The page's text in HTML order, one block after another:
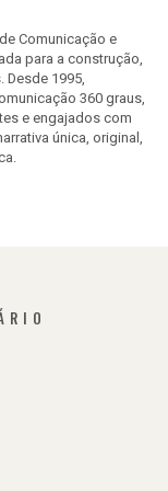
Comunicação e
para a construção,
1995,
360 graus,
e engajados com
única, original,